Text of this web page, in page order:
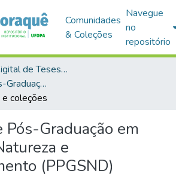
Comunidades
& Coleções
Navegue
no
repositório
Biblioteca Digital de Teses e Dissertações (BDTD)
Programa de Pós-Graduação em Sociedade, Natureza e Desenvolvimento (PPGSND)
coleções
Pós-Graduação em
e
(PPGSND)